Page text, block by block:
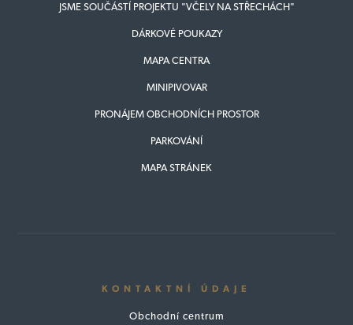
JSME SOUČÁSTÍ PROJEKTU "VČELY NA STŘECHÁCH"
DÁRKOVÉ POUKAZY
MAPA CENTRA
MINIPIVOVAR
PRONÁJEM OBCHODNÍCH PROSTOR
PARKOVÁNÍ
MAPA STRÁNEK
KONTAKTNÍ ÚDAJE
Obchodní centrum